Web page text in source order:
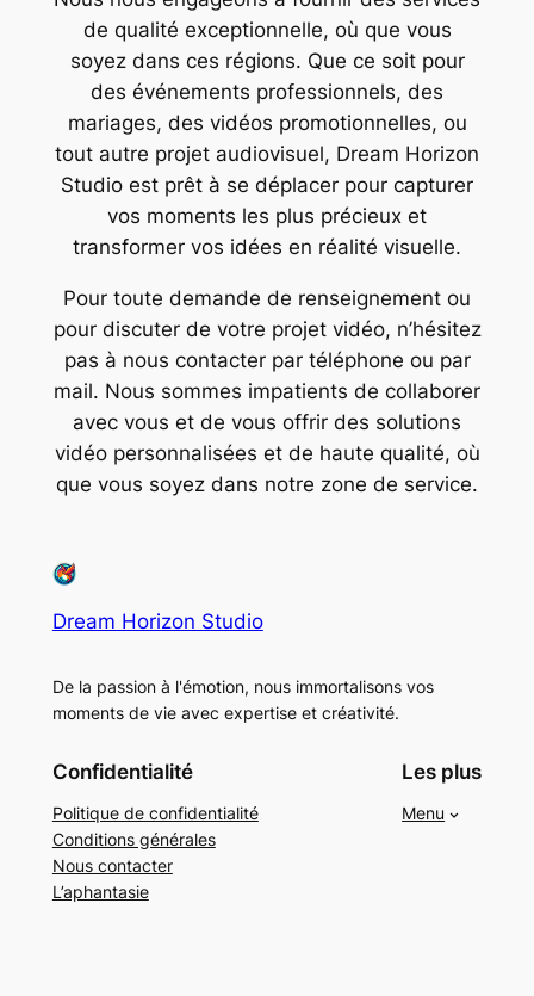
de qualité exceptionnelle, où que vous
soyez dans ces régions. Que ce soit pour
des événements professionnels, des
mariages, des vidéos promotionnelles, ou
tout autre projet audiovisuel, Dream Horizon
Studio est prêt à se déplacer pour capturer
vos moments les plus précieux et
transformer vos idées en réalité visuelle.
Pour toute demande de renseignement ou
pour discuter de votre projet vidéo, n’hésitez
pas à nous contacter par téléphone ou par
mail. Nous sommes impatients de collaborer
avec vous et de vous offrir des solutions
vidéo personnalisées et de haute qualité, où
que vous soyez dans notre zone de service.
Dream Horizon Studio
De la passion à l'émotion, nous immortalisons vos
moments de vie avec expertise et créativité.
Confidentialité
Politique de confidentialité
Conditions générales
Nous contacter
L’aphantasie
Les plus
Menu